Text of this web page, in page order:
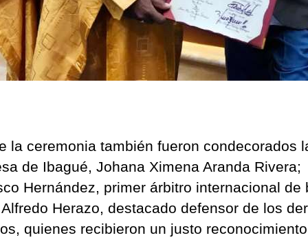
la ceremonia también fueron condecorados
de Ibagué, Johana Ximena Aranda Rivera;
Hernández, primer árbitro internacional de
Herazo, destacado defensor de los
quienes recibieron un justo